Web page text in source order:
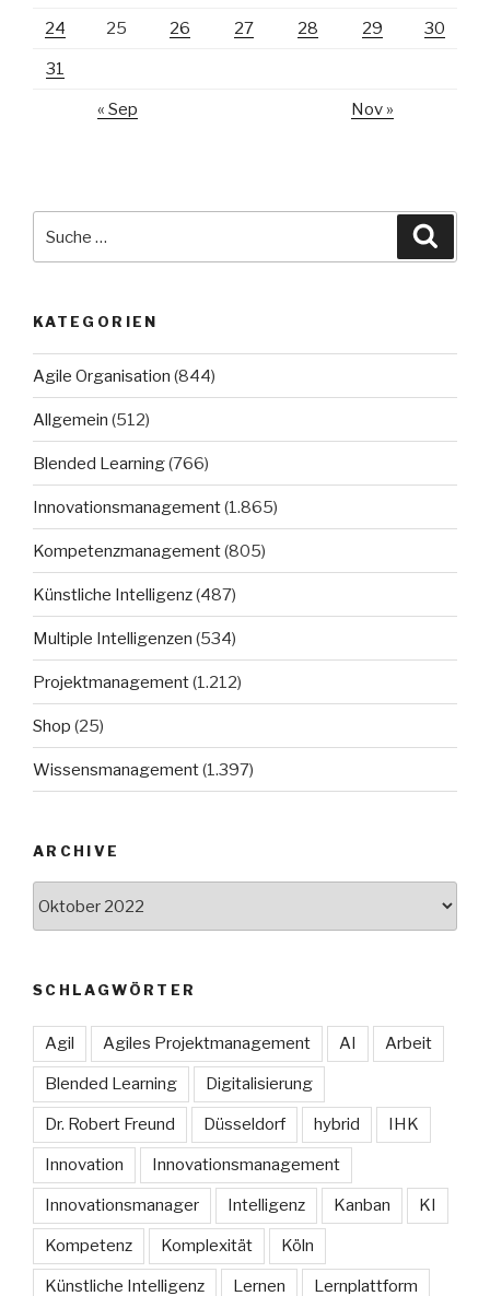
24 25 26 27 28 29 30
31
« Sep Nov »
KATEGORIEN
Agile Organisation (844)
Allgemein (512)
Blended Learning(766)
Innovationsmanagement(1.865)
Kompetenzmanagement(805)
Künstliche Intelligenz(487)
Multiple Intelligenzen (534)
Projektmanagement(1.212)
Shop (25)
Wissensmanagement(1.397)
ARCHIVE
SCHLAGWÖRTER
Agil Agiles Projektmanagement AI Arbeit
Blended Learning Digitalisierung
Dr. Robert Freund Düsseldorf hybrid IHK
Innovation Innovationsmanagement
Innovationsmanager Intelligenz Kanban KI
Kompetenz Komplexität Köln
Künstliche Intelligenz Lernen Lernplattform